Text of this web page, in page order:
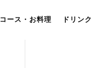
コース・お料理 ドリンク